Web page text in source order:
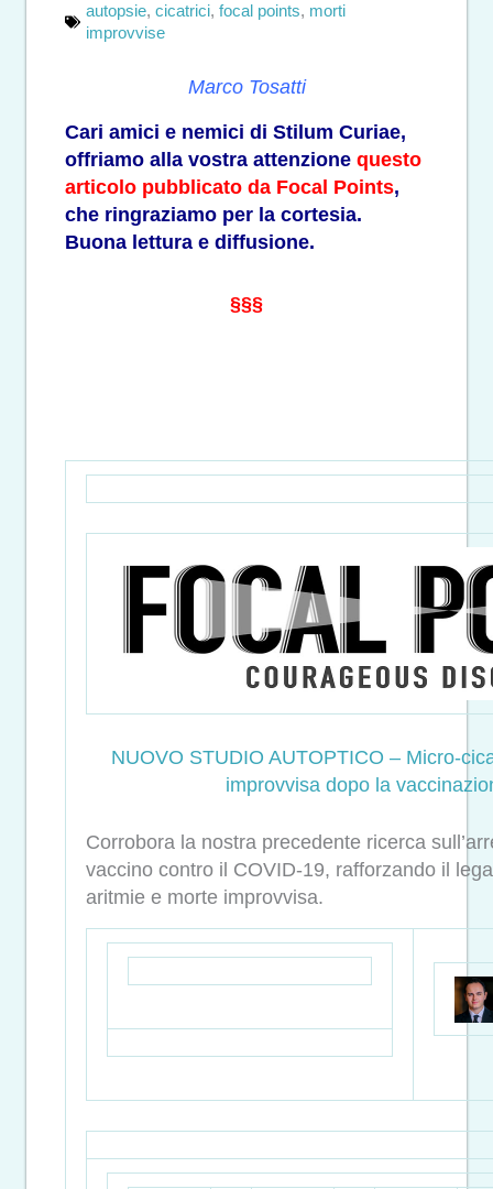
autopsie, cicatrici, focal points, morti
improvvise
Marco Tosatti
Cari amici e nemici di Stilum Curiae,
offriamo alla vostra attenzione questo
articolo pubblicato da Focal Points,
che ringraziamo per la cortesia.
Buona lettura e diffusione.
§§§
NUOVO STUDIO AUTOPTICO – Micro-
improvvisa dopo la
Corrobora la nostra precedente ricerca
vaccino contro il COVID-19, rafforzando il
aritmie e morte improvvisa.